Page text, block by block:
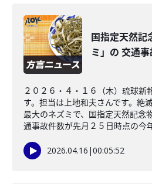
国指定天然記
ミ」の 交通
２０２６・４・１６（木）琉球新
す。担当は上地和夫さんです。絶
最大のネズミで、国指定天然記念
通事故件数が先月２５日時点の今
2026.04.16 |00:05:52